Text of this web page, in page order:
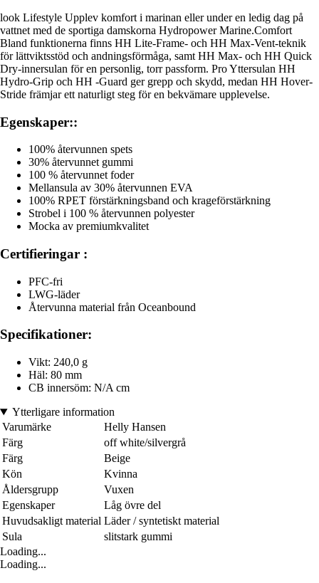
look Lifestyle Upplev komfort i marinan eller under en ledig dag på
vattnet med de sportiga damskorna Hydropower Marine.Comfort
Bland funktionerna finns HH Lite-Frame- och HH Max-Vent-teknik
för lättviktsstöd och andningsförmåga, samt HH Max- och HH Quick
Dry-innersulan för en personlig, torr passform. Pro Yttersulan HH
Hydro-Grip och HH -Guard ger grepp och skydd, medan HH Hover-
Stride främjar ett naturligt steg för en bekvämare upplevelse.
Egenskaper::
100% återvunnen spets
30% återvunnet gummi
100 % återvunnet foder
Mellansula av 30% återvunnen EVA
100% RPET förstärkningsband och krageförstärkning
Strobel i 100 % återvunnen polyester
Mocka av premiumkvalitet
Certifieringar :
PFC-fri
LWG-läder
Återvunna material från Oceanbound
Specifikationer:
Vikt: 240,0 g
Häl: 80 mm
CB innersöm: N/A cm
Ytterligare information
Varumärke
Helly Hansen
Färg
off white/silvergrå
Färg
Beige
Kön
Kvinna
Åldersgrupp
Vuxen
Egenskaper
Låg övre del
Huvudsakligt material Läder / syntetiskt material
Sula
slitstark gummi
Loading...
Loading...